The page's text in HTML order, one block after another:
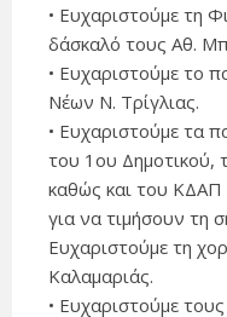
• Ευχαριστούμε τη
δάσκαλό τους Αθ.
• Ευχαριστούμε το
Νέων Ν. Τρίγλιας.
• Ευχαριστούμε τα
του 1ου Δημοτικού,
καθώς και του ΚΔΑΠ
για να τιμήσουν τη
Ευχαριστούμε τη
Καλαμαριάς.
• Ευχαριστούμε